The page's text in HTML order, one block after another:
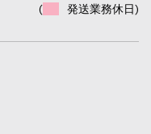
( 発送業務休日)